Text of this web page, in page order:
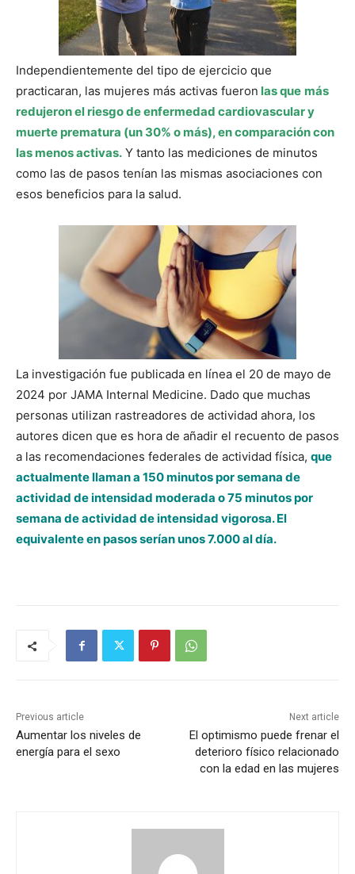
Independientemente del tipo de ejercicio que
practicaran, las mujeres más activas fueron las que más
redujeron el riesgo de enfermedad cardiovascular y
muerte prematura (un 30% o más), en comparación con
las menos activas. Y tanto las mediciones de minutos
como las de pasos tenían las mismas asociaciones con
esos beneficios para la salud.
La investigación fue publicada en línea el 20 de mayo de
2024 por JAMA Internal Medicine. Dado que muchas
personas utilizan rastreadores de actividad ahora, los
autores dicen que es hora de añadir el recuento de pasos
a las recomendaciones federales de actividad física, que
actualmente llaman a 150 minutos por semana de
actividad de intensidad moderada o 75 minutos por
semana de actividad de intensidad vigorosa. El
equivalente en pasos serían unos 7.000 al día.
Previous article
Aumentar los niveles de
energía para el sexo
Next article
El optimismo puede frenar el
deterioro físico relacionado
con la edad en las mujeres